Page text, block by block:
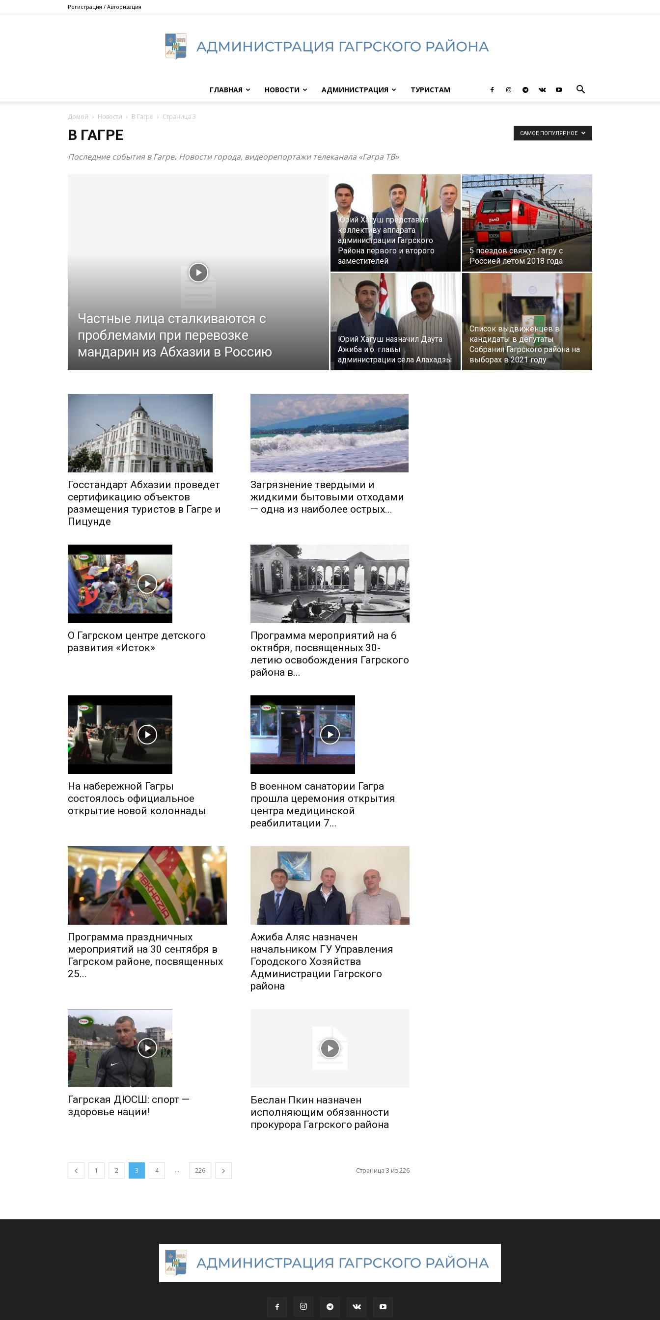
Регистрация / Авторизация
Администрация
Гагрского
района
ГЛАВНАЯ НОВОСТИ АДМИНИСТРАЦИЯ ТУРИСТАМ
Домой Новости В Гагре Страница 3
В ГАГРЕ
Последние события в Гагре. Новости города, видеорепортажи телеканала «Гагра ТВ»
САМОЕ ПОПУЛЯРНОЕ
Частные лица сталкиваются с
проблемами при перевозке
мандарин из Абхазии в Россию
Юрий Хагуш представил
коллективу аппарата
администрации Гагрского
Района первого и второго
заместителей
5 поездов свяжут Гагру с
Россией летом 2018 года
Юрий Хагуш назначил Даута
Ажиба и.о. главы
администрации села Алахадзы
Список выдвиженцев в
кандидаты в депутаты
Собрания Гагрского района на
выборах в 2021 году
Госстандарт Абхазии проведет
сертификацию объектов
размещения туристов в Гагре и
Пицунде
Загрязнение твердыми и
жидкими бытовыми отходами
— одна из наиболее острых...
О Гагрском центре детского
развития «Исток»
Программа мероприятий на 6
октября, посвященных 30-
летию освобождения Гагрского
района в...
На набережной Гагры
состоялось официальное
открытие новой колоннады
В военном санатории Гагра
прошла церемония открытия
центра медицинской
реабилитации 7...
Программа праздничных
мероприятий на 30 сентября в
Гагрском районе, посвященных
25...
Ажиба Аляс назначен
начальником ГУ Управления
Городского Хозяйства
Администрации Гагрского
района
Гагрская ДЮСШ: спорт —
здоровье нации!
Беслан Пкин назначен
исполняющим обязанности
прокурора Гагрского района
1 2 3 4 ... 226 Страница 3 из 226